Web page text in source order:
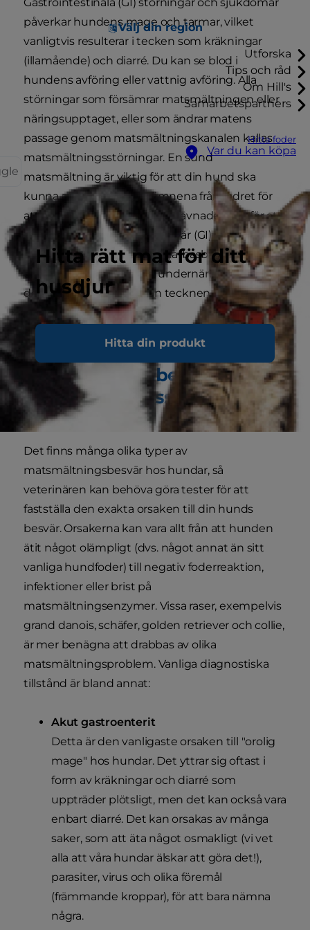
Välj din region
Utforska
Tips och råd
Om Hill's
Samarbetspartners
Hitta foder
Var du kan köpa
Hitta rätt mat för ditt
husdjur
Hitta din produkt
påverkar hundens mage och tarmar, vilket
vanligtvis resulterar i tecken som kräkningar
(illamående) och diarré. Du kan se blod i
hundens avföring eller vattnig avföring. Alla
störningar som försämrar matsmältningen eller
näringsupptaget, eller som ändrar matens
passage genom matsmältningskanalen kallas
matsmältningsstörningar. En sund
matsmältning är viktig för att din hund ska
kunna använda näringsämnena från fodret för
att bygga upp och reparera vävnader och för att
få energi. Mag- och tarmbesvär (GI) kan leda till
uttorkning, rubbningar i syra-basbalansen och
elektrolytbalansen samt undernäring, därför är
det viktigt att känna igen tecknen och rådfråga
veterinären.
Olika typer och orsaker till
mag-och tarmbesvär och
matsmältningsstörningar
hos hundar
Det finns många olika typer av
matsmältningsbesvär hos hundar, så
veterinären kan behöva göra tester för att
fastställa den exakta orsaken till din hunds
besvär. Orsakerna kan vara allt från att hunden
ätit något olämpligt (dvs. något annat än sitt
vanliga hundfoder) till negativ foderreaktion,
infektioner eller brist på
matsmältningsenzymer. Vissa raser, exempelvis
grand danois, schäfer, golden retriever och collie,
är mer benägna att drabbas av olika
matsmältningsproblem. Vanliga diagnostiska
tillstånd är bland annat:
Akut gastroenterit
Detta är den vanligaste orsaken till "orolig
mage" hos hundar. Det yttrar sig oftast i
form av kräkningar och diarré som
uppträder plötsligt, men det kan också vara
enbart diarré. Det kan orsakas av många
saker, som att äta något osmakligt (vi vet
alla att våra hundar älskar att göra det!),
parasiter, virus och olika föremål
(främmande kroppar), för att bara nämna
några.